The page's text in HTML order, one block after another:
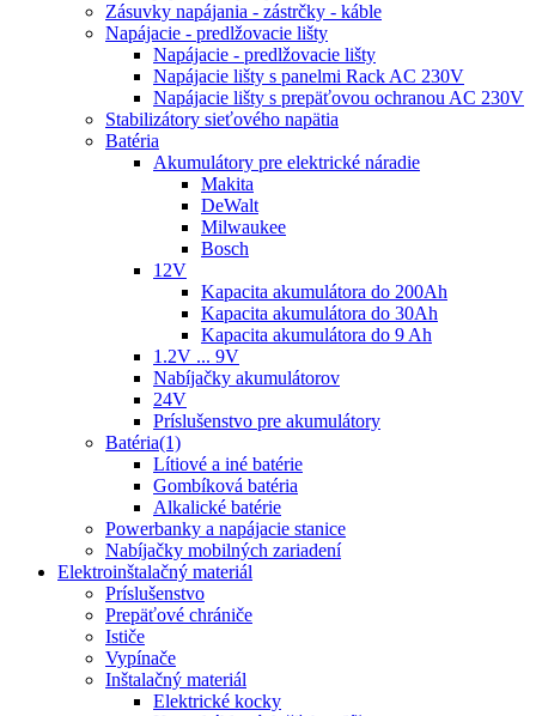
Zásuvky napájania - zástrčky - káble
Napájacie - predlžovacie lišty
Napájacie - predlžovacie lišty
Napájacie lišty s panelmi Rack AC 230V
Napájacie lišty s prepäťovou ochranou AC 230V
Stabilizátory sieťového napätia
Batéria
Akumulátory pre elektrické náradie
Makita
DeWalt
Milwaukee
Bosch
12V
Kapacita akumulátora do 200Ah
Kapacita akumulátora do 30Ah
Kapacita akumulátora do 9 Ah
1.2V ... 9V
Nabíjačky akumulátorov
24V
Príslušenstvo pre akumulátory
Batéria(1)
Lítiové a iné batérie
Gombíková batéria
Alkalické batérie
Powerbanky a napájacie stanice
Nabíjačky mobilných zariadení
Elektroinštalačný materiál
Príslušenstvo
Prepäťové chrániče
Ističe
Vypínače
Inštalačný materiál
Elektrické kocky